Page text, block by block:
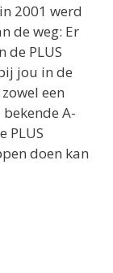
2001 werd
de weg: Er
de PLUS
jou in de
een
A-
PLUS
doen kan